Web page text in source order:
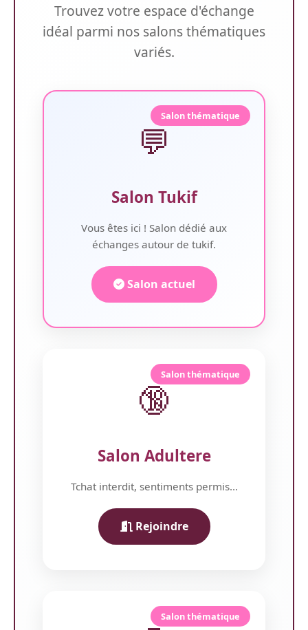
Trouvez votre espace d'échange
idéal parmi nos salons thématiques
variés.
Salon thématique
💬
Salon Tukif
Vous êtes ici ! Salon dédié aux
échanges autour de tukif.
Salon actuel
Salon thématique
🔞
Salon Adultere
Tchat interdit, sentiments permis...
Rejoindre
Salon thématique